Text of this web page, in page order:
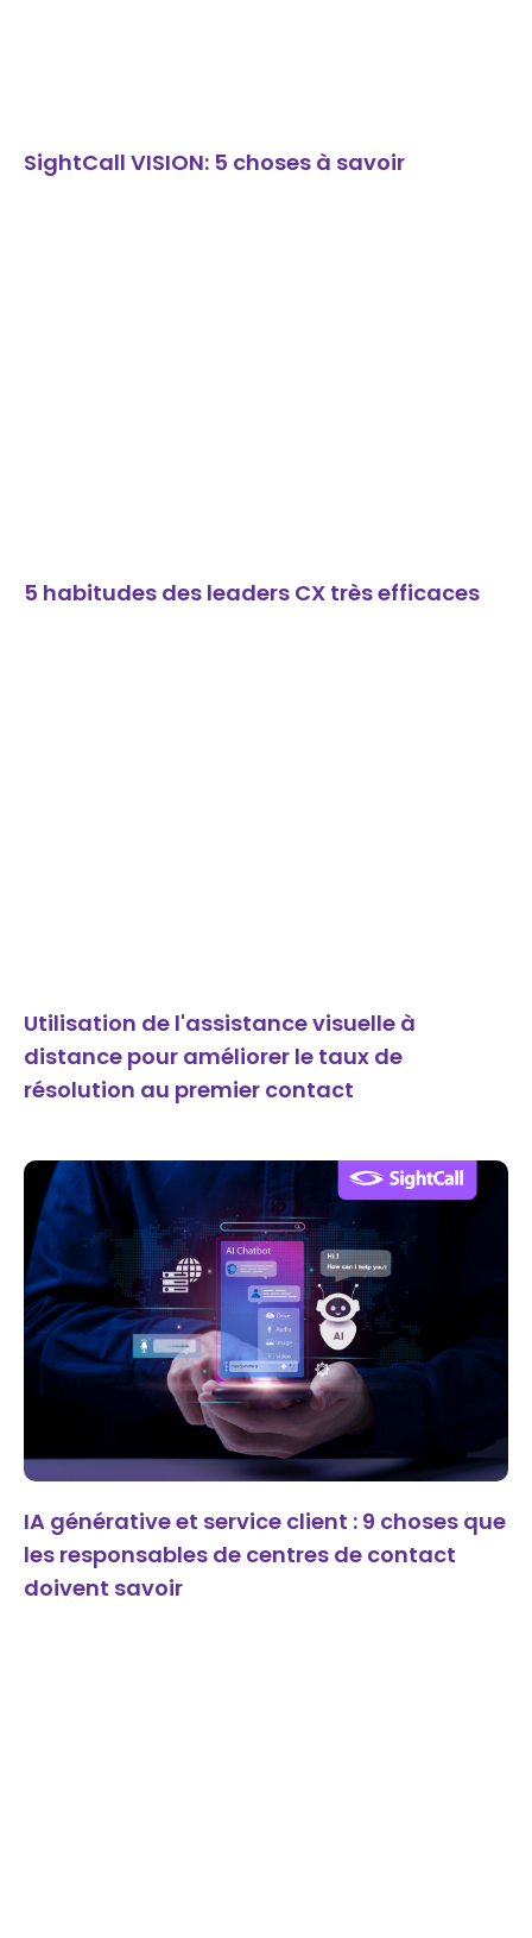
SightCall VISION: 5 choses à savoir
5 habitudes des leaders CX très efficaces
Utilisation de l'assistance visuelle à
distance pour améliorer le taux de
résolution au premier contact
IA générative et service client : 9 choses que
les responsables de centres de contact
doivent savoir